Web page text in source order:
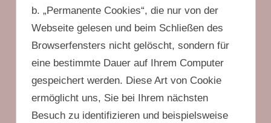
b. „Permanente Cookies“, die nur von der
Webseite gelesen und beim Schließen des
Browserfensters nicht gelöscht, sondern für
eine bestimmte Dauer auf Ihrem Computer
gespeichert werden. Diese Art von Cookie
ermöglicht uns, Sie bei Ihrem nächsten
Besuch zu identifizieren und beispielsweise